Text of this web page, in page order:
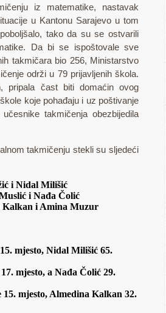
iz matematike, nastavak
u Kantonu Sarajevo u tom
tako da su se ostvarili
Da bi se ispoštovale sve
takmičara bio 256, Ministarstvo
održi u 79 prijavljenih škola.
pripala čast biti domaćin ovog
koje pohađaju i uz poštivanje
takmičenja obezbijedila
takmičenju stekli su sljedeći
i Nidal Milišić
i Nađa Čolić
Kalkan i Amina Muzur
mjesto, Nidal Milišić 65.
mjesto, a Nađa Čolić 29.
mjesto, Almedina Kalkan 32.